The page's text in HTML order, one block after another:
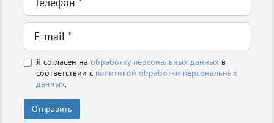
Я согласен на обработку персональных данных в
соответствии с политикой обработки персональных
данных.
Отправить